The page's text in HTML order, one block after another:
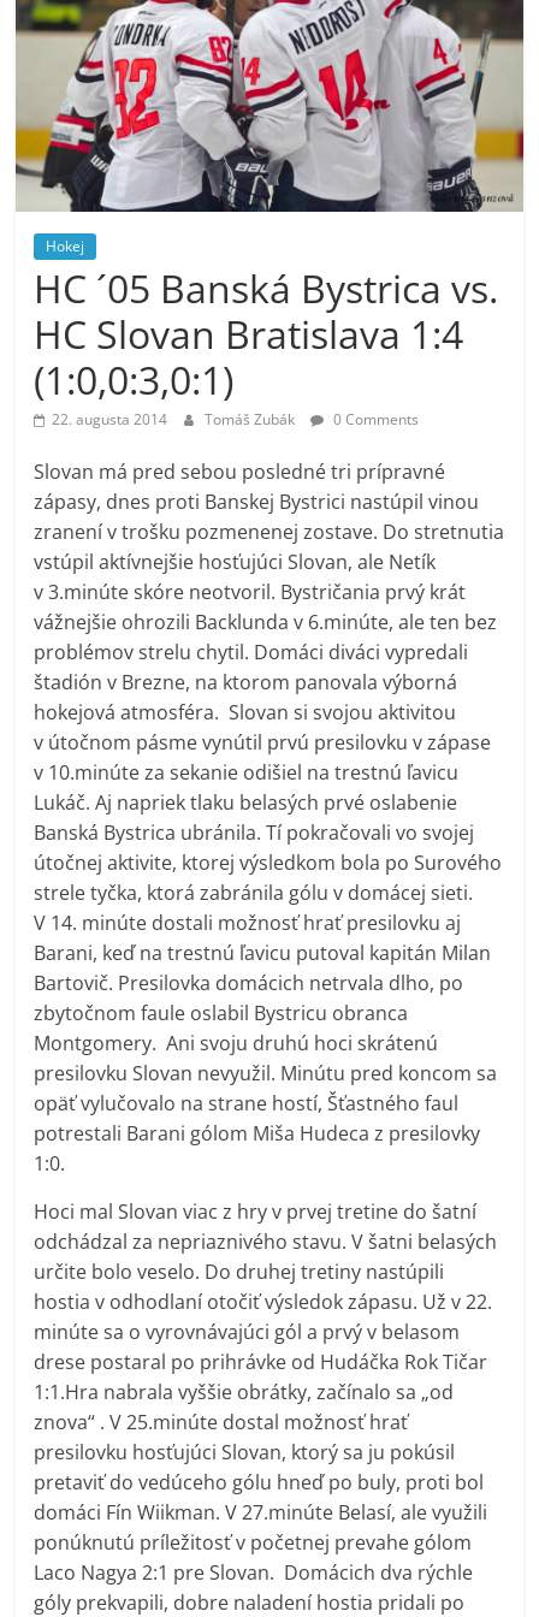
Hokej
HC ´05 Banská Bystrica vs.
HC Slovan Bratislava 1:4
(1:0,0:3,0:1)
22. augusta 2014 Tomáš Zubák 0 Comments
Slovan má pred sebou posledné tri prípravné
zápasy, dnes proti Banskej Bystrici nastúpil vinou
zranení v trošku pozmenenej zostave. Do stretnutia
vstúpil aktívnejšie hosťujúci Slovan, ale Netík
v 3.minúte skóre neotvoril. Bystričania prvý krát
vážnejšie ohrozili Backlunda v 6.minúte, ale ten bez
problémov strelu chytil. Domáci diváci vypredali
štadión v Brezne, na ktorom panovala výborná
hokejová atmosféra. Slovan si svojou aktivitou
v útočnom pásme vynútil prvú presilovku v zápase
v 10.minúte za sekanie odišiel na trestnú ľavicu
Lukáč. Aj napriek tlaku belasých prvé oslabenie
Banská Bystrica ubránila. Tí pokračovali vo svojej
útočnej aktivite, ktorej výsledkom bola po Surového
strele tyčka, ktorá zabránila gólu v domácej sieti.
V 14. minúte dostali možnosť hrať presilovku aj
Barani, keď na trestnú ľavicu putoval kapitán Milan
Bartovič. Presilovka domácich netrvala dlho, po
zbytočnom faule oslabil Bystricu obranca
Montgomery. Ani svoju druhú hoci skrátenú
presilovku Slovan nevyužil. Minútu pred koncom sa
opäť vylučovalo na strane hostí, Šťastného faul
potrestali Barani gólom Miša Hudeca z presilovky
1:0.
Hoci mal Slovan viac z hry v prvej tretine do šatní
odchádzal za nepriaznivého stavu. V šatni belasých
určite bolo veselo. Do druhej tretiny nastúpili
hostia v odhodlaní otočiť výsledok zápasu. Už v 22.
minúte sa o vyrovnávajúci gól a prvý v belasom
drese postaral po prihrávke od Hudáčka Rok Tičar
1:1.Hra nabrala vyššie obrátky, začínalo sa „od
znova“ . V 25.minúte dostal možnosť hrať
presilovku hosťujúci Slovan, ktorý sa ju pokúsil
pretaviť do vedúceho gólu hneď po buly, proti bol
domáci Fín Wiikman. V 27.minúte Belasí, ale využili
ponúknutú príležitosť v početnej prevahe gólom
Laco Nagya 2:1 pre Slovan. Domácich dva rýchle
góly prekvapili, dobre naladení hostia pridali po